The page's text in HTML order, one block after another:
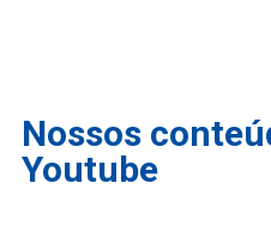
Nossos
Youtube